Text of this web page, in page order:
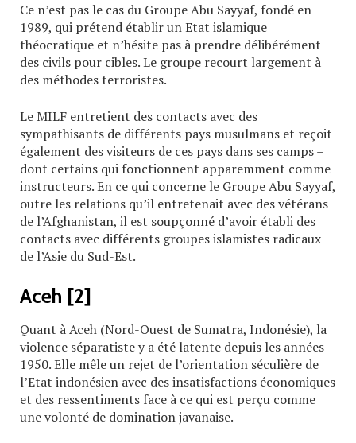
Ce n’est pas le cas du Groupe Abu Sayyaf, fondé en
1989, qui prétend établir un Etat islamique
théocratique et n’hésite pas à prendre délibérément
des civils pour cibles. Le groupe recourt largement à
des méthodes terroristes.
Le MILF entretient des contacts avec des
sympathisants de différents pays musulmans et reçoit
également des visiteurs de ces pays dans ses camps –
dont certains qui fonctionnent apparemment comme
instructeurs. En ce qui concerne le Groupe Abu Sayyaf,
outre les relations qu’il entretenait avec des vétérans
de l’Afghanistan, il est soupçonné d’avoir établi des
contacts avec différents groupes islamistes radicaux
de l’Asie du Sud-Est.
Aceh [2]
Quant à Aceh (Nord-Ouest de Sumatra, Indonésie), la
violence séparatiste y a été latente depuis les années
1950. Elle mêle un rejet de l’orientation séculière de
l’Etat indonésien avec des insatisfactions économiques
et des ressentiments face à ce qui est perçu comme
une volonté de domination javanaise.